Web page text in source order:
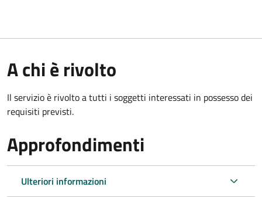
A chi è rivolto
Il servizio è rivolto a tutti i soggetti interessati in possesso dei
requisiti previsti.
Approfondimenti
Ulteriori informazioni